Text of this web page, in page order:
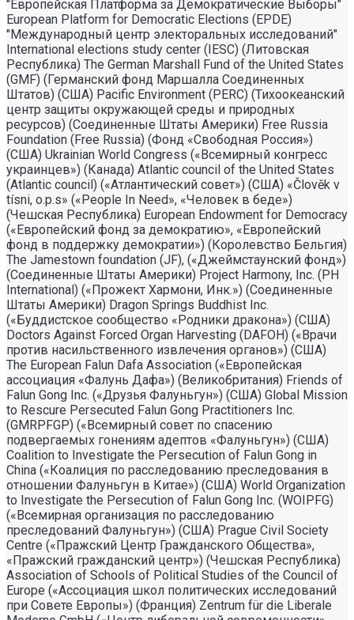
"Европейская Платформа за Демократические Выборы"
European Platform for Democratic Elections (EPDE)
"Международный центр электоральных исследований"
International elections study center (IESC) (Литовская
Республика) The German Marshall Fund of the United States
(GMF) (Германский фонд Маршалла Соединенных
Штатов) (США) Pacific Environment (PERC) (Тихоокеанский
центр защиты окружающей среды и природных
ресурсов) (Соединенные Штаты Америки) Free Russia
Foundation (Free Russia) (Фонд «Свободная Россия»)
(США) Ukrainian World Congress («Всемирный конгресс
украинцев») (Канада) Atlantic council of the United States
(Atlantic council) («Атлантический совет») (США) «Člověk v
tísni, o.p.s» («People In Need», «Человек в беде»)
(Чешская Республика) European Endowment for Democracy
(«Европейский фонд за демократию», «Европейский
фонд в поддержку демократии») (Королевство Бельгия)
The Jamestown foundation (JF), («Джеймстаунский фонд»)
(Соединенные Штаты Америки) Project Harmony, Inc. (PH
International) («Прожект Хармони, Инк.») (Соединенные
Штаты Америки) Dragon Springs Buddhist Inc.
(«Буддистское сообщество «Родники дракона») (США)
Doctors Against Forced Organ Harvesting (DAFOH) («Врачи
против насильственного извлечения органов») (США)
The European Falun Dafa Association («Европейская
ассоциация «Фалунь Дафа») (Великобритания) Friends of
Falun Gong Inc. («Друзья Фалуньгун») (США) Global Mission
to Rescure Persecuted Falun Gong Practitioners Inc.
(GMRPFGP) («Всемирный совет по спасению
подвергаемых гонениям адептов «Фалуньгун») (США)
Coalition to Investigate the Persecution of Falun Gong in
China («Коалиция по расследованию преследования в
отношении Фалуньгун в Китае») (США) World Organization
to Investigate the Persecution of Falun Gong Inc. (WOIPFG)
(«Всемирная организация по расследованию
преследований Фалуньгун») (США) Prague Civil Society
Centre («Пражский Центр Гражданского Общества»,
«Пражский гражданский центр») (Чешская Республика)
Association of Schools of Political Studies of the Council of
Europe («Ассоциация школ политических исследований
при Совете Европы») (Франция) Zentrum für die Liberale